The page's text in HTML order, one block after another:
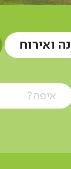
ואירוח
איפה?